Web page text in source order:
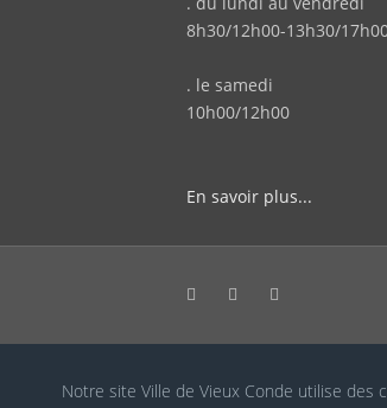
8h30/12h00-13h30/
. le samedi
10h00/12h00
En savoir plus...
Cookies RGPD
Notre site Ville de Vieux Conde utilise des